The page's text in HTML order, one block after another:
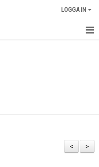
LOGGA IN
>
<